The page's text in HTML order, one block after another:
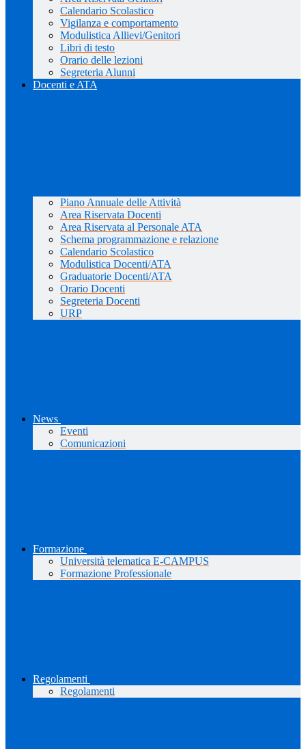
Calendario Scolastico
Vigilanza e comportamento
Modulistica Allievi/Genitori
Libri di testo
Orario delle lezioni
Segreteria Alunni
Docenti e ATA
Piano Annuale delle Attività
Area Riservata Docenti
Area Riservata al Personale ATA
Schema programmazione e relazione
Calendario Scolastico
Modulistica Docenti/ATA
Graduatorie Docenti/ATA
Orario Docenti
Segreteria Docenti
URP
News
Eventi
Comunicazioni
Formazione
Università telematica E-CAMPUS
Formazione Professionale
Regolamenti
Regolamenti